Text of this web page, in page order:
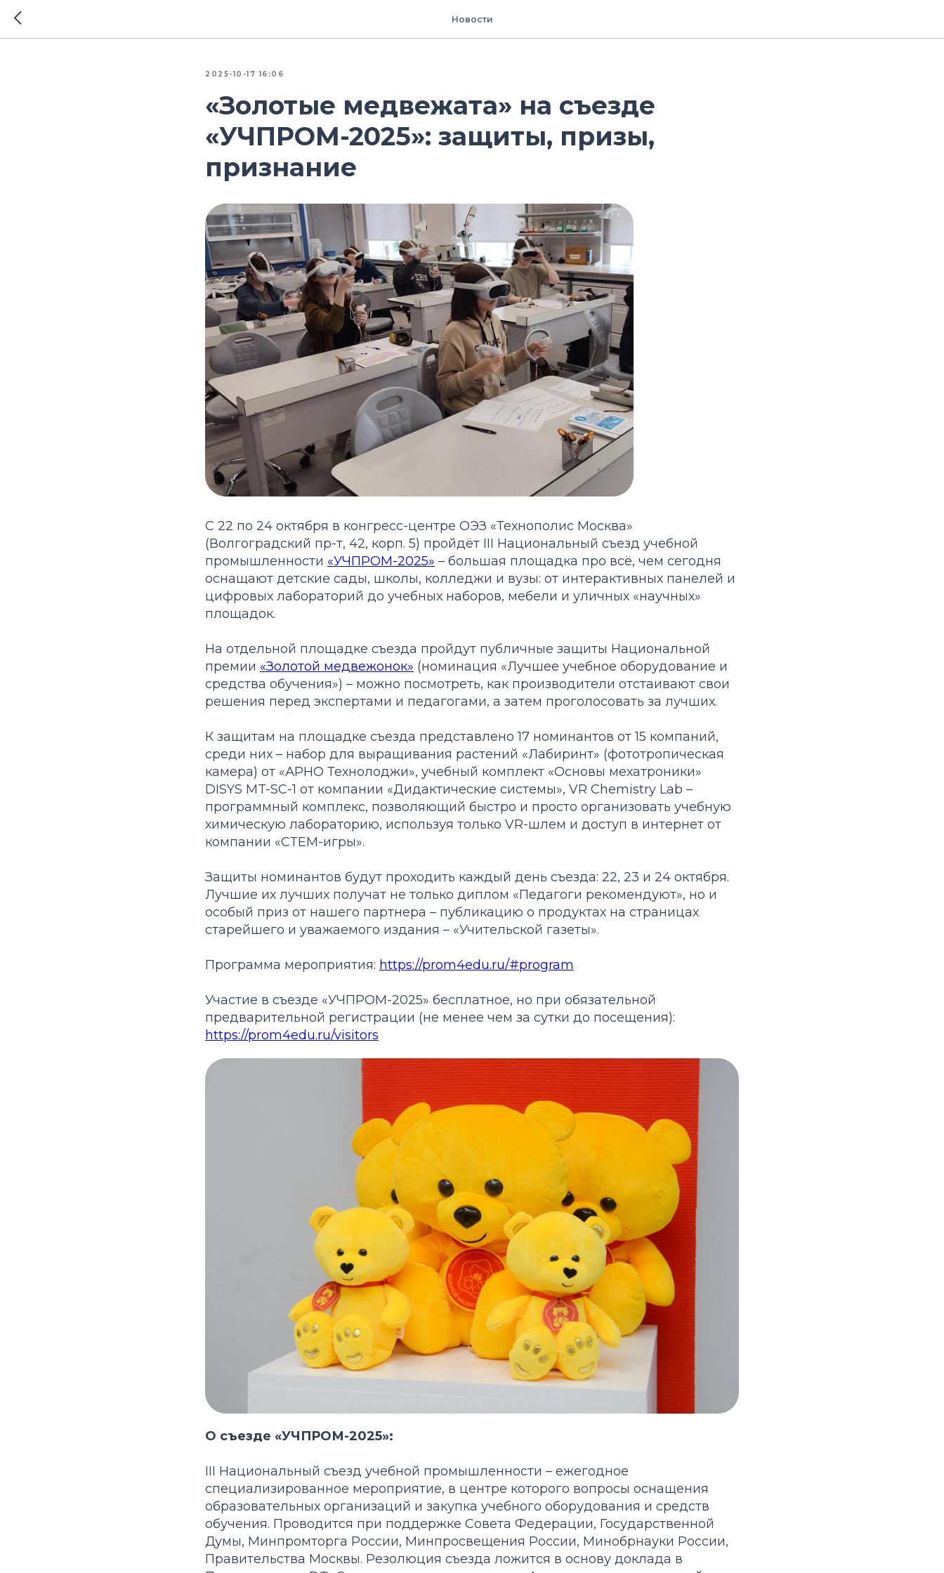
Новости
2025-10-17 16:06
«Золотые медвежата» на съезде
«УЧПРОМ-2025»: защиты, призы,
признание
С 22 по 24 октября в конгресс-центре ОЭЗ «Технополис Москва»
(Волгоградский пр-т, 42, корп. 5) пройдёт III Национальный съезд учебной
промышленности «УЧПРОМ-2025» – большая площадка про всё, чем сегодня
оснащают детские сады, школы, колледжи и вузы: от интерактивных панелей и
цифровых лабораторий до учебных наборов, мебели и уличных «научных»
площадок.
На отдельной площадке съезда пройдут публичные защиты Национальной
премии «Золотой медвежонок» (номинация «Лучшее учебное оборудование и
средства обучения») – можно посмотреть, как производители отстаивают свои
решения перед экспертами и педагогами, а затем проголосовать за лучших.
К защитам на площадке съезда представлено 17 номинантов от 15 компаний,
среди них – набор для выращивания растений «Лабиринт» (фототропическая
камера) от «АРНО Технолоджи», учебный комплект «Основы мехатроники»
DISYS MT-SC-1 от компании «Дидактические системы», VR Chemistry Lab –
программный комплекс, позволяющий быстро и просто организовать учебную
химическую лабораторию, используя только VR-шлем и доступ в интернет от
компании «СТЕМ-игры».
Защиты номинантов будут проходить каждый день съезда: 22, 23 и 24 октября.
Лучшие их лучших получат не только диплом «Педагоги рекомендуют», но и
особый приз от нашего партнера – публикацию о продуктах на страницах
старейшего и уважаемого издания – «Учительской газеты».
Программа мероприятия: https://prom4edu.ru/#program
Участие в съезде «УЧПРОМ-2025» бесплатное, но при обязательной
предварительной регистрации (не менее чем за сутки до посещения):
https://prom4edu.ru/visitors
О съезде «УЧПРОМ-2025»:
III Национальный съезд учебной промышленности – ежегодное
специализированное мероприятие, в центре которого вопросы оснащения
образовательных организаций и закупка учебного оборудования и средств
обучения. Проводится при поддержке Совета Федерации, Государственной
Думы, Минпромторга России, Минпросвещения России, Минобрнауки России,
Правительства Москвы. Резолюция съезда ложится в основу доклада в